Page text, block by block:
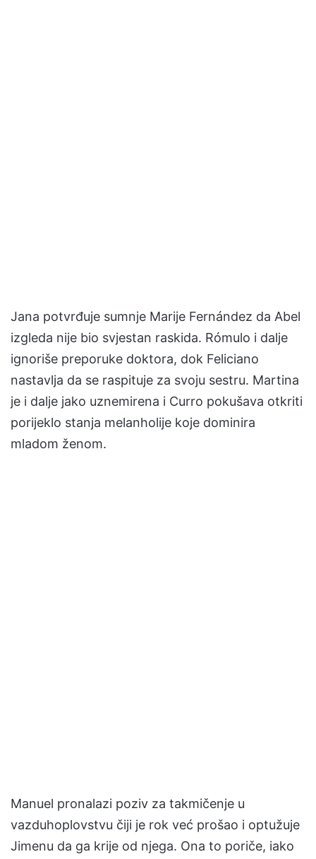
Jana potvrđuje sumnje Marije Fernández da Abel
izgleda nije bio svjestan raskida. Rómulo i dalje
ignoriše preporuke doktora, dok Feliciano
nastavlja da se raspituje za svoju sestru. Martina
je i dalje jako uznemirena i Curro pokušava otkriti
porijeklo stanja melanholije koje dominira
mladom ženom.
Manuel pronalazi poziv za takmičenje u
vazduhoplovstvu čiji je rok već prošao i optužuje
Jimenu da ga krije od njega. Ona to poriče, iako